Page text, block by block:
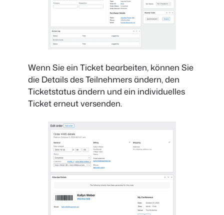
Wenn Sie ein Ticket bearbeiten, können Sie
die Details des Teilnehmers ändern, den
Ticketstatus ändern und ein individuelles
Ticket erneut versenden.